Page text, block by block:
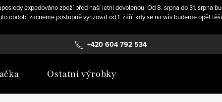
expedováno zboží před naší letní dovolenou. Od 8. srpna do 31. srpna
období začneme postupně vyřizovat od 1. září, kdy se na vás budeme opět
+420 604 792 534
Ostatní výrobky